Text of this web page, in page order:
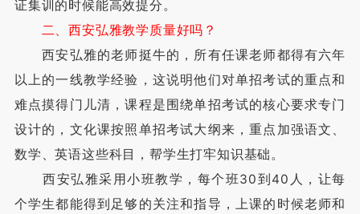
证集训的时候能高效提分。
二、西安弘雅教学质量好吗？
西安弘雅的老师挺牛的，所有任课老师都得有六年
以上的一线教学经验，这说明他们对单招考试的重点和
难点摸得门儿清，课程是围绕单招考试的核心要求专门
设计的，文化课按照单招考试大纲来，重点加强语文、
数学、英语这些科目，帮学生打牢知识基础。
西安弘雅采用小班教学，每个班30到40人，让每
个学生都能得到足够的关注和指导，上课的时候老师和